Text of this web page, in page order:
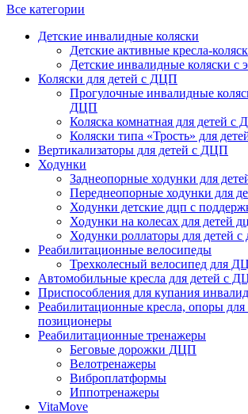
Все категории
Детские инвалидные коляски
Детские активные кресла-
Детские инвалидные коляски с
Коляски для детей с ДЦП
Прогулочные инвалидные
ДЦП
Коляска комнатная для детей с
Коляски типа «Трость» для
Вертикализаторы для детей с ДЦП
Ходунки
Заднеопорные ходунки для
Переднеопорные ходунки для
Ходунки детские дцп с
Ходунки на колесах для детей
Ходунки роллаторы для детей с
Реабилитационные велосипеды
Трехколесный велосипед для
Автомобильные кресла для детей с
Приспособления для купания
Реабилитационные кресла, опоры для
позиционеры
Реабилитационные тренажеры
Беговые дорожки ДЦП
Велотренажеры
Виброплатформы
Иппотренажеры
VitaMove